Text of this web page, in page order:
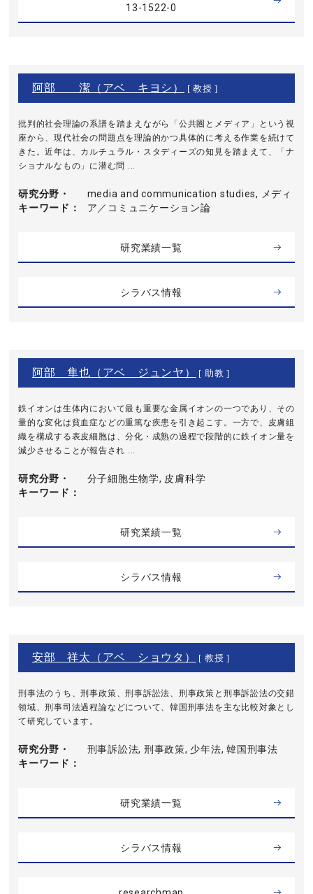
13-1522-0
阿部 潔（アベ キヨシ） [ 教授 ]
批判的社会理論の系譜を踏まえながら「公共圏とメディア」という視
座から、現代社会の問題点を理論的かつ具体的に考える作業を続けて
きた。近年は、カルチュラル・スタディーズの知見を踏まえて、「ナ
ショナルなもの」に潜む問 ...
研究分野・
キーワード
media and communication studies, メディ
ア／コミュニケーション論
研究業績一覧
シラバス情報
阿部 隼也（アベ ジュンヤ） [ 助教 ]
鉄イオンは生体内において最も重要な金属イオンの一つであり、その
量的な変化は貧血症などの重篤な疾患を引き起こす。一方で、皮膚組
織を構成する表皮細胞は、分化・成熟の過程で段階的に鉄イオン量を
減少させることが報告され ...
研究分野・
キーワード
分子細胞生物学, 皮膚科学
研究業績一覧
シラバス情報
安部 祥太（アベ ショウタ） [ 教授 ]
刑事法のうち、刑事政策、刑事訴訟法、刑事政策と刑事訴訟法の交錯
領域、刑事司法過程論などについて、韓国刑事法を主な比較対象とし
て研究しています。
研究分野・
キーワード
刑事訴訟法, 刑事政策, 少年法, 韓国刑事法
研究業績一覧
シラバス情報